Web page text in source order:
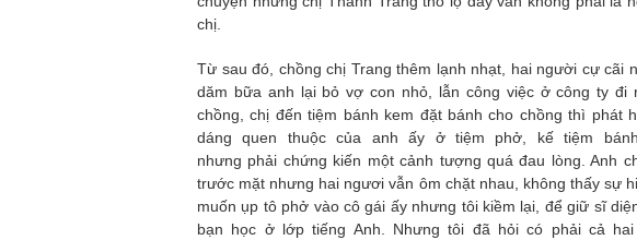
chị.
Từ sau đó, chồng chị Trang thêm lạnh nhạt, hai người cự cãi
dăm bữa anh lại bỏ vợ con nhỏ, lẫn công việc ở công ty đi
chồng, chị đến tiệm bánh kem đặt bánh cho chồng thì phát
dáng quen thuộc của anh ấy ở tiệm phở, kế tiệm
nhưng phải chứng kiến một cảnh tượng quá đau lòng. Anh
trước mặt nhưng hai ngươi vẫn ôm chặt nhau, không thấy sự
muốn ụp tô phở vào cô gái ấy nhưng tôi kiềm lại, để giữ sĩ
bạn học ở lớp tiếng Anh. Nhưng tôi đã hỏi có phải cả